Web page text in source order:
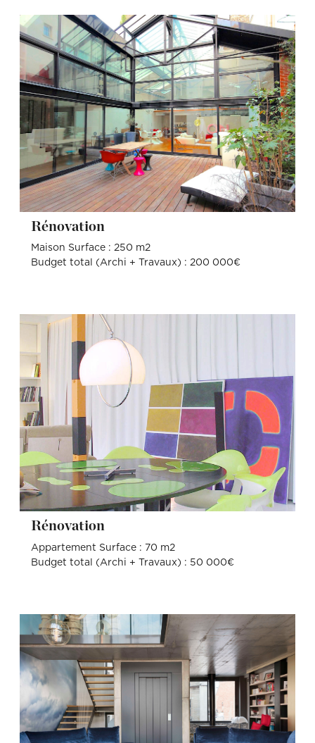
Rénovation
Maison Surface : 250 m2
Budget total (Archi + Travaux) : 200 000€
Rénovation
Appartement Surface : 70 m2
Budget total (Archi + Travaux) : 50 000€